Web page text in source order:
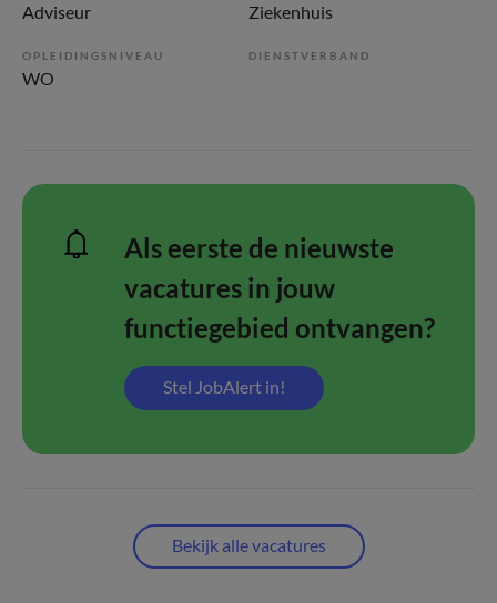
Adviseur Ziekenhuis
OPLEIDINGSNIVEAU
WO
DIENSTVERBAND
Als eerste de nieuwste
vacatures in jouw
functiegebied ontvangen?
Stel JobAlert in!
Bekijk alle vacatures